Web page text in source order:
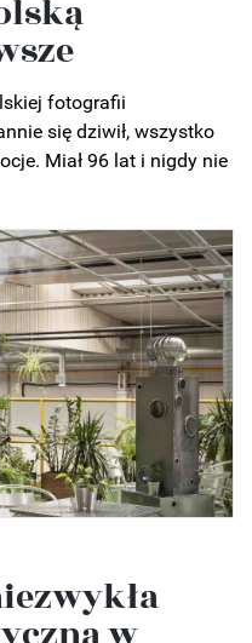
fotografii
się dziwił, wszystko
Miał 96 lat i nigdy nie